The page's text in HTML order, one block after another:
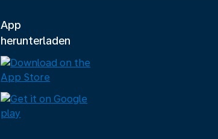
App
herunterladen